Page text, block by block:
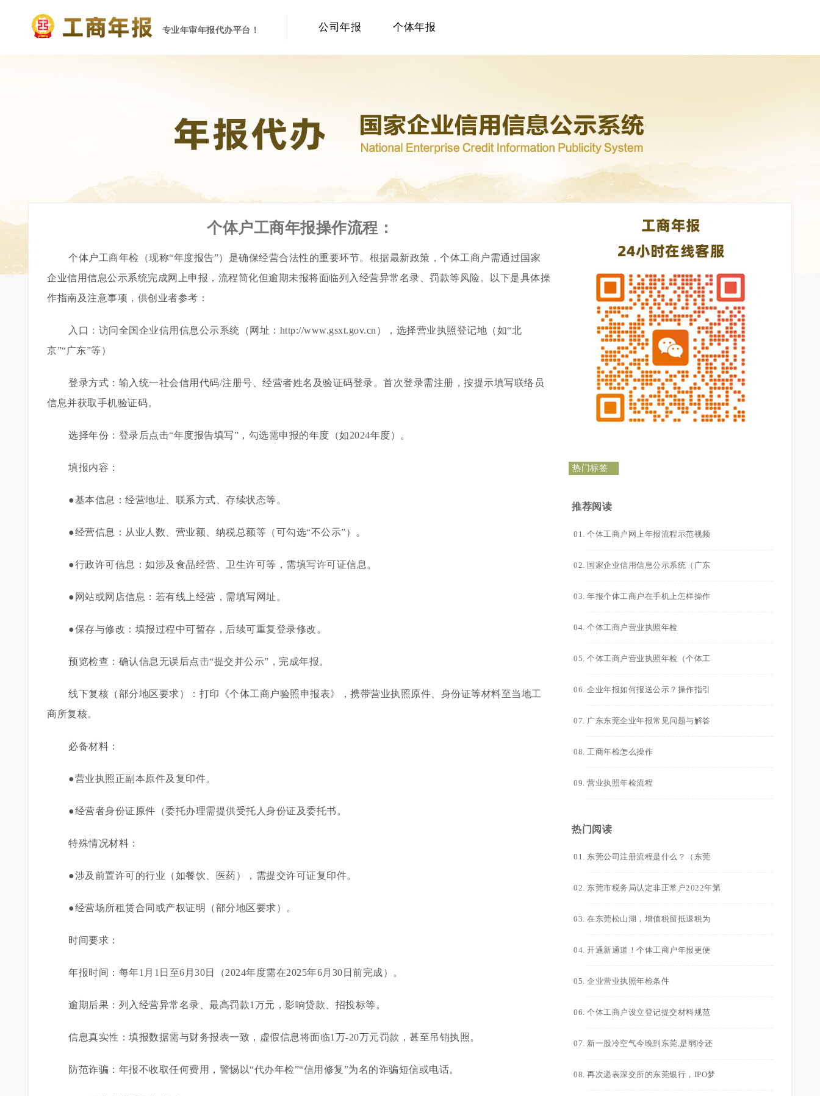
专业年审年报代办平台！ 公司年报 个体年报
个体户工商年报操作流程：
个体户工商年检（现称“年度报告”）是确保经营合法性的重要环节。根据最新政策，个体工商户需通过国家
企业信用信息公示系统完成网上申报，流程简化但逾期未报将面临列入经营异常名录、罚款等风险。以下是具体操
作指南及注意事项，供创业者参考：
入口：访问全国企业信用信息公示系统（网址：http://www.gsxt.gov.cn），选择营业执照登记地（如“北
京”“广东”等）
登录方式：输入统一社会信用代码/注册号、经营者姓名及验证码登录。首次登录需注册，按提示填写联络员
信息并获取手机验证码。
选择年份：登录后点击“年度报告填写”，勾选需申报的年度（如2024年度）。
填报内容：
●基本信息：经营地址、联系方式、存续状态等。
●经营信息：从业人数、营业额、纳税总额等（可勾选“不公示”）。
●行政许可信息：如涉及食品经营、卫生许可等，需填写许可证信息。
●网站或网店信息：若有线上经营，需填写网址。
●保存与修改：填报过程中可暂存，后续可重复登录修改。
预览检查：确认信息无误后点击“提交并公示”，完成年报。
线下复核（部分地区要求）：打印《个体工商户验照申报表》，携带营业执照原件、身份证等材料至当地工
商所复核。
必备材料：
●营业执照正副本原件及复印件。
●经营者身份证原件（委托办理需提供受托人身份证及委托书。
特殊情况材料：
●涉及前置许可的行业（如餐饮、医药），需提交许可证复印件。
●经营场所租赁合同或产权证明（部分地区要求）。
时间要求：
年报时间：每年1月1日至6月30日（2024年度需在2025年6月30日前完成）。
逾期后果：列入经营异常名录、最高罚款1万元，影响贷款、招投标等。
信息真实性：填报数据需与财务报表一致，虚假信息将面临1万-20万元罚款，甚至吊销执照。
防范诈骗：年报不收取任何费用，警惕以“代办年检”“信用修复”为名的诈骗短信或电话。
热门标签
推荐阅读
个体工商户网上年报流程示范视频
国家企业信用信息公示系统（广东
年报个体工商户在手机上怎样操作
个体工商户营业执照年检
个体工商户营业执照年检（个体工
企业年报如何报送公示？操作指引
广东东莞企业年报常见问题与解答
工商年检怎么操作
营业执照年检流程
热门阅读
东莞公司注册流程是什么？（东莞
东莞市税务局认定非正常户2022年第
在东莞松山湖，增值税留抵退税为
开通新通道！个体工商户年报更便
企业营业执照年检条件
个体工商户设立登记提交材料规范
新一股冷空气今晚到东莞,是弱冷还
再次递表深交所的东莞银行，IPO梦